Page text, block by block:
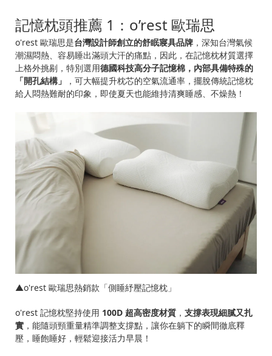
記憶枕頭推薦 1：o’rest 歐瑞思
o'rest 歐瑞思是台灣設計師創立的舒眠寢具品牌 ，深知台灣氣候
潮濕悶熱、容易睡出滿頭大汗的痛點，因此，在記憶枕材質選擇
上格外挑剔，特別選用德國科技高分子記憶棉，內部具備特殊的
「開孔結構」
，可大幅提升枕芯的空氣流通率，擺脫傳統記憶枕
給人悶熱難耐的印象，即使夏天也能維持清爽睡感、不燥熱！
▲o'rest 歐瑞思熱銷款「側睡紓壓記憶枕」
o'rest 記憶枕堅持使用 100D 超高密度材質 ， 支撐表現細膩又扎
實 ，能隨頭頸重量精準調整支撐點，讓你在躺下的瞬間徹底釋
壓，睡飽睡好，輕鬆迎接活力早晨！